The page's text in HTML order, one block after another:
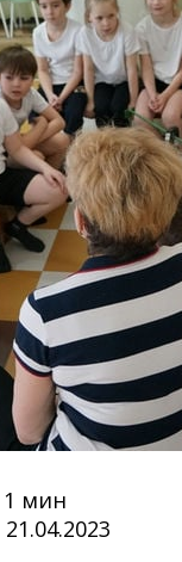
1 мин
21.04.2023